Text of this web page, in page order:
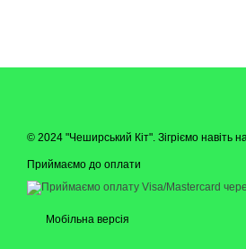
© 2024 "Чеширський Кіт". Зігріємо навіть
Приймаємо до оплати
Мобільна версія